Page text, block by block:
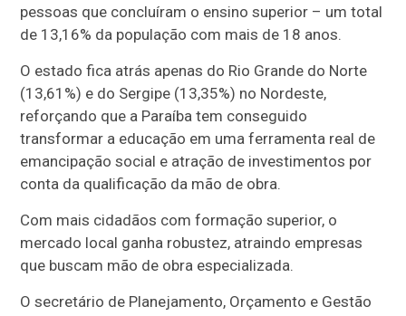
pessoas que concluíram o ensino superior – um total
de 13,16% da população com mais de 18 anos.
O estado fica atrás apenas do Rio Grande do Norte
(13,61%) e do Sergipe (13,35%) no Nordeste,
reforçando que a Paraíba tem conseguido
transformar a educação em uma ferramenta real de
emancipação social e atração de investimentos por
conta da qualificação da mão de obra.
Com mais cidadãos com formação superior, o
mercado local ganha robustez, atraindo empresas
que buscam mão de obra especializada.
O secretário de Planejamento, Orçamento e Gestão